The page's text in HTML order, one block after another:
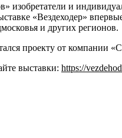
изобретатели и
«Вездеходер»
и других регионов.
проекту от компании
выставки: https://